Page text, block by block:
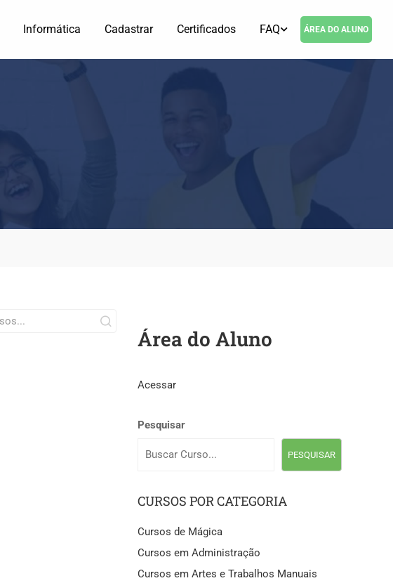
Informática Cadastrar Certificados FAQ ÁREA DO ALUNO
Área do Aluno
Acessar
Pesquisar
PESQUISAR
CURSOS POR CATEGORIA
Cursos de Mágica
Cursos em Administração
Cursos em Artes e Trabalhos Manuais